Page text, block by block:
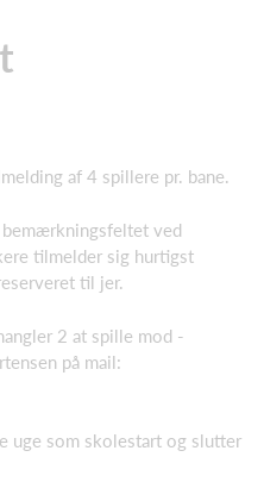
af 4 spillere pr. bane.
bemærkningsfeltet ved
tilmelder sig hurtigst
til jer.
2 at spille mod -
på mail:
uge som skolestart og slutter